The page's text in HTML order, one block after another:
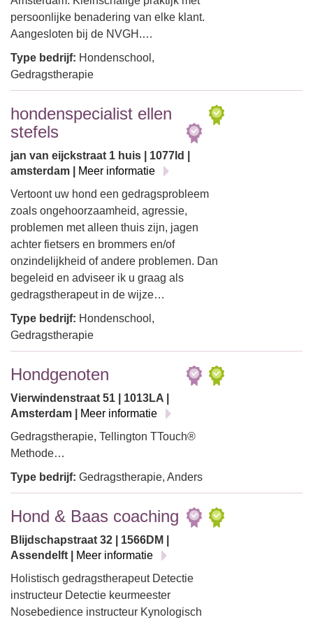
persoonlijke benadering van elke klant.
Aangesloten bij de NVGH.…
Type bedrijf: Hondenschool,
Gedragstherapie
hondenspecialist ellen
stefels
jan van eijckstraat 1 huis | 1077ld |
amsterdam |
Meer informatie
Vertoont uw hond een gedragsprobleem
zoals ongehoorzaamheid, agressie,
problemen met alleen thuis zijn, jagen
achter fietsers en brommers en/of
onzindelijkheid of andere problemen. Dan
begeleid en adviseer ik u graag als
gedragstherapeut in de wijze…
Type bedrijf: Hondenschool,
Gedragstherapie
Hondgenoten
Vierwindenstraat 51 | 1013LA |
Amsterdam |
Meer informatie
Gedragstherapie, Tellington TTouch®
Methode…
Type bedrijf: Gedragstherapie, Anders
Hond & Baas coaching
Blijdschapstraat 32 | 1566DM |
Assendelft |
Meer informatie
Holistisch gedragstherapeut Detectie
instructeur Detectie keurmeester
Nosebedience instructeur Kynologisch